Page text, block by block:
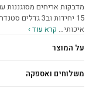
מדבקות אריחים
15 יחידות וב3
איכותי… קרא עוד ›
על המוצר
משלוחים ואספקה